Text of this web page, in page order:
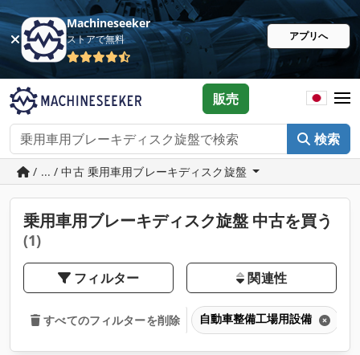
Machineseeker
ストアで無料 アプリへ
検索
販売
/ ... / 中古 乗用車用ブレーキディスク旋盤
乗用車用ブレーキディスク旋盤 中古を買う
(1)
フィルター 関連性
すべてのフィルターを削除 自動車整備工場用設備